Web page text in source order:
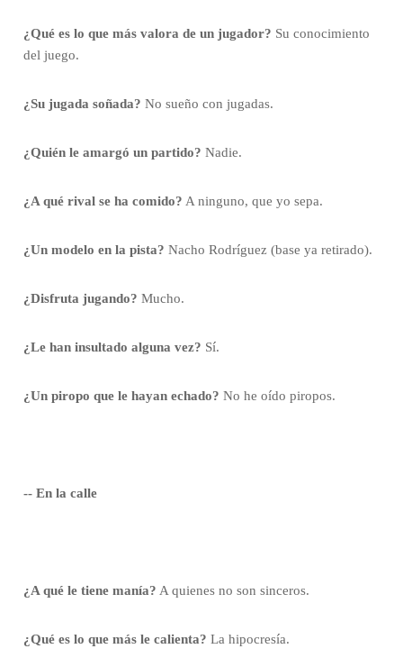
¿Qué es lo que más valora de un jugador? Su conocimiento
del juego.
¿Su jugada soñada? No sueño con jugadas.
¿Quién le amargó un partido? Nadie.
¿A qué rival se ha comido? A ninguno, que yo sepa.
¿Un modelo en la pista? Nacho Rodríguez (base ya retirado).
¿Disfruta jugando? Mucho.
¿Le han insultado alguna vez? Sí.
¿Un piropo que le hayan echado? No he oído piropos.
-- En la calle
¿A qué le tiene manía? A quienes no son sinceros.
¿Qué es lo que más le calienta? La hipocresía.